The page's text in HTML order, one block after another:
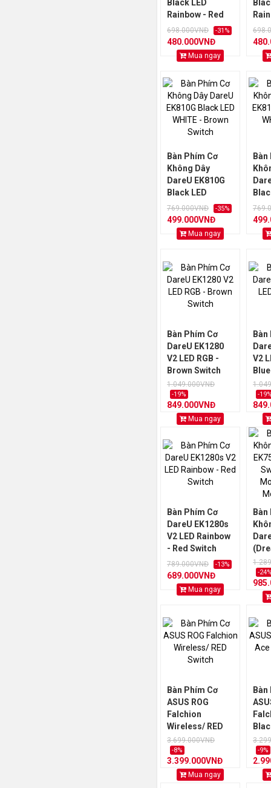
Black LED
Rainbow - Red
Switch
698.000VNĐ -31%
480.000VNĐ
Mua ngay
Bàn Phím Cơ
Không Dây
DareU EK810G
Black LED
WHITE - Brown
Switch
769.000VNĐ -35%
499.000VNĐ
Mua ngay
Bàn Phím Cơ
DareU EK1280
V2 LED RGB -
Brown Switch
1.049.000VNĐ
-19%
849.000VNĐ
Mua ngay
V2
-
Bàn Phím Cơ
DareU EK1280s
V2 LED Rainbow
- Red Switch
789.000VNĐ -13%
689.000VNĐ
Mua ngay
-
Bàn Phím Cơ
ASUS ROG
Falchion
Wireless/ RED
Switch
3.699.000VNĐ
-8%
3.399.000VNĐ
Mua ngay
-9%